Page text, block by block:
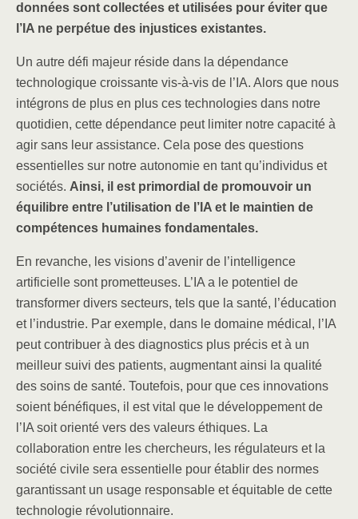
données sont collectées et utilisées pour éviter que
l’IA ne perpétue des injustices existantes.
Un autre défi majeur réside dans la dépendance
technologique croissante vis-à-vis de l’IA. Alors que nous
intégrons de plus en plus ces technologies dans notre
quotidien, cette dépendance peut limiter notre capacité à
agir sans leur assistance. Cela pose des questions
essentielles sur notre autonomie en tant qu’individus et
sociétés. Ainsi, il est primordial de promouvoir un
équilibre entre l’utilisation de l’IA et le maintien de
compétences humaines fondamentales.
En revanche, les visions d’avenir de l’intelligence
artificielle sont prometteuses. L’IA a le potentiel de
transformer divers secteurs, tels que la santé, l’éducation
et l’industrie. Par exemple, dans le domaine médical, l’IA
peut contribuer à des diagnostics plus précis et à un
meilleur suivi des patients, augmentant ainsi la qualité
des soins de santé. Toutefois, pour que ces innovations
soient bénéfiques, il est vital que le développement de
l’IA soit orienté vers des valeurs éthiques. La
collaboration entre les chercheurs, les régulateurs et la
société civile sera essentielle pour établir des normes
garantissant un usage responsable et équitable de cette
technologie révolutionnaire.